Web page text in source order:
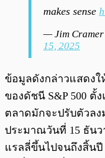
makes sense
— Jim
15, 2025
ข้อมูลดังกล่าวแสดงใ
ของดัชนี S&P 500 ตั้
ตลาดมักจะปรับตัวลง
ประมาณวันที่ 15 ธัน
แรลลี่ขึ้นไปจนถึงสิ้น